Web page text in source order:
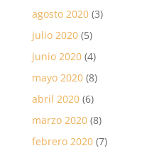
agosto 2020(3)
julio 2020(5)
junio 2020(4)
mayo 2020(8)
abril 2020(6)
marzo 2020(8)
febrero 2020(7)